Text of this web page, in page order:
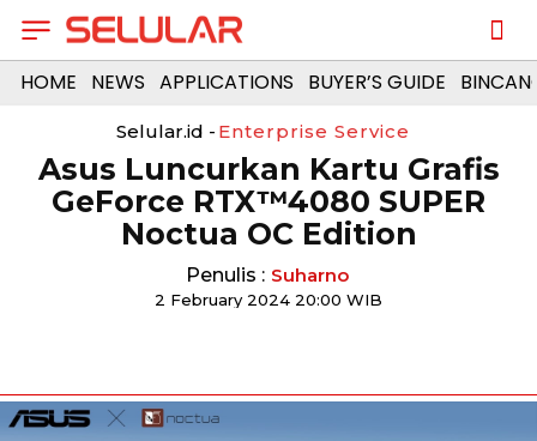
HOME NEWS APPLICATIONS BUYER’S GUIDE
Selular.id - Enterprise Service
Asus Luncurkan Kartu Grafis
GeForce RTX™4080 SUPER
Noctua OC Edition
Penulis : Suharno
2 February 2024 20:00 WIB